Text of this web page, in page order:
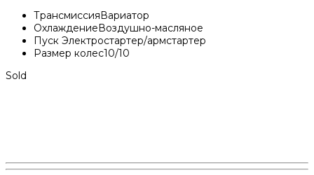
ТрансмиссияВариатор
ОхлаждениеВоздушно-масляное
Пуск Электростартер/армстартер
Размер колес10/10
Sold